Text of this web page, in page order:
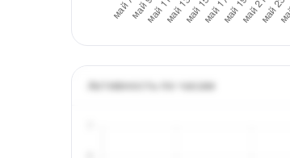
Активность по часам